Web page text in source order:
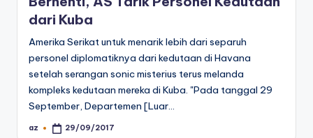
dari Kuba
Amerika Serikat untuk menarik lebih dari separuh
personel diplomatiknya dari kedutaan di Havana
setelah serangan sonic misterius terus melanda
kompleks kedutaan mereka di Kuba. "Pada tanggal 29
September, Departemen [Luar…
Posted
az 29/09/2017